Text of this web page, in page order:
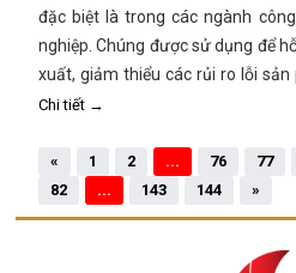
đặc biệt là trong các ngành
nghiệp. Chúng được sử dụng để
xuất, giảm thiểu các rủi ro lỗi
cho nhân viên. Trong bài viết
xuất.
Chi tiết →
« 1 2 ... 76 77
82
... 143 144 »